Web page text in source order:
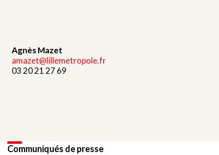
Agnès Mazet
amazet@lillemetropole.fr
03 20 21 27 69
Communiqués de presse